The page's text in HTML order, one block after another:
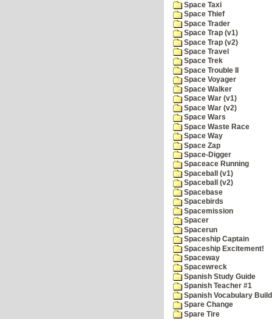
Space Taxi
Space Thief
Space Trader
Space Trap (v1)
Space Trap (v2)
Space Travel
Space Trek
Space Trouble II
Space Voyager
Space Walker
Space War (v1)
Space War (v2)
Space Wars
Space Waste Race
Space Way
Space Zap
Space-Digger
Spaceace Running
Spaceball (v1)
Spaceball (v2)
Spacebase
Spacebirds
Spacemission
Spacer
Spacerun
Spaceship Captain
Spaceship Excitement!
Spaceway
Spacewreck
Spanish Study Guide
Spanish Teacher #1
Spanish Vocabulary
Spare Change
Spare Tire